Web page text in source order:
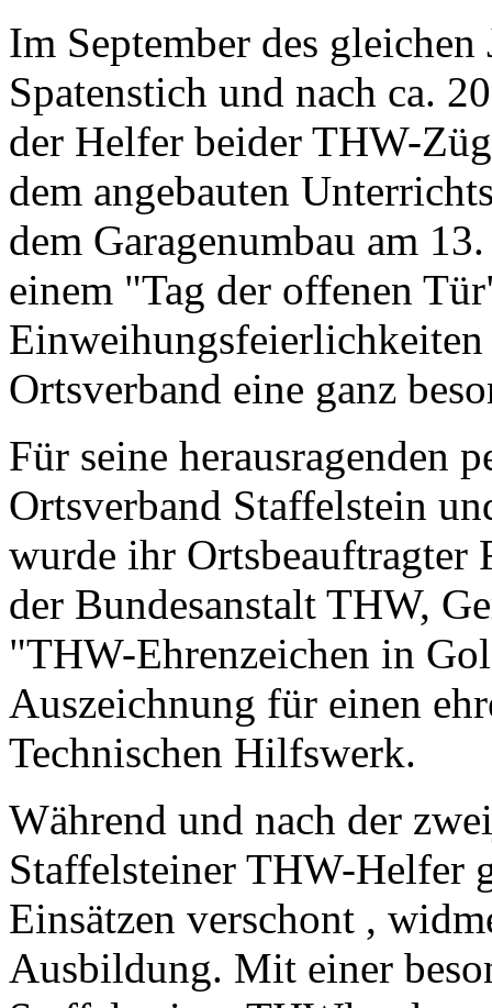
Im September des gleichen
Spatenstich und nach ca.
der Helfer beider THW-
dem angebauten
dem Garagenumbau am
einem "Tag der offenen
Ortsverband eine ganz
Für seine herausragenden
Ortsverband Staffelstein
wurde ihr
der Bundesanstalt THW,
"THW-Ehrenzeichen in
Auszeichnung für einen
Technischen Hilfswerk.
Während und nach der
Staffelsteiner THW-Helfer
Einsätzen verschont ,
Ausbildung. Mit einer